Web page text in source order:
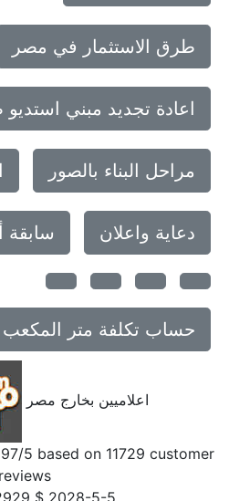
طرق الاستثمار في مصر
اعادة تجديد مبني استديو
مراحل البناء بالصور
دعاية واعلان سابقة
حساب تكلفة متر المكعب
اعلاميين بخارج مصر
/5 based on11729customer
reviews
2028-5-5
$
2929